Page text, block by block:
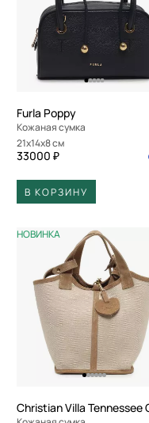
Furla Poppy
Кожаная сумка
21x14x8 см
33000 ₽
В КОРЗИНУ
НОВИНКА